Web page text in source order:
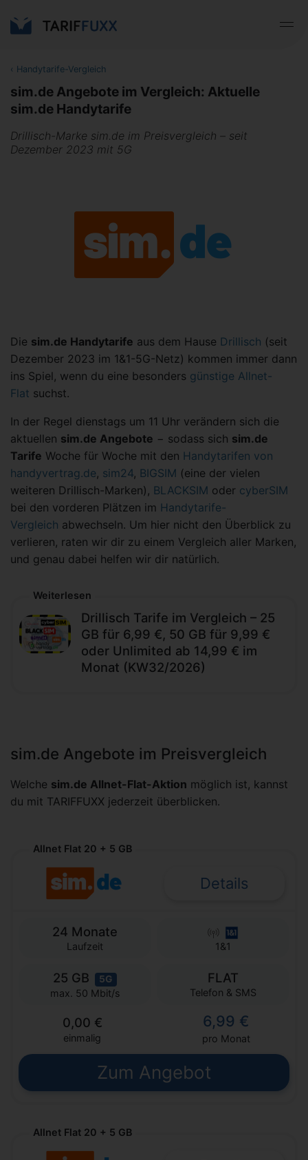
‹ Handytarife-Vergleich
sim.de Angebote im Vergleich: Aktuelle
sim.de Handytarife
Drillisch-Marke sim.de im Preisvergleich – seit
Dezember 2023 mit 5G
Die sim.de Handytarife aus dem Hause Drillisch (seit
Dezember 2023 im 1&1-5G-Netz) kommen immer dann
ins Spiel, wenn du eine besonders günstige Allnet-
Flat suchst.
In der Regel dienstags um 11 Uhr verändern sich die
aktuellen sim.de Angebote − sodass sich sim.de
Tarife Woche für Woche mit den Handytarifen von
handyvertrag.de, sim24, BIGSIM (eine der vielen
weiteren Drillisch-Marken), BLACKSIM oder cyberSIM
bei den vorderen Plätzen im Handytarife-
Vergleich abwechseln. Um hier nicht den Überblick zu
verlieren, raten wir dir zu einem Vergleich aller Marken,
und genau dabei helfen wir dir natürlich.
Weiterlesen
Drillisch Tarife im Vergleich – 25
GB für 6,99 €, 50 GB für 9,99 €
oder Unlimited ab 14,99 € im
Monat (KW32/2026)
sim.de Angebote im Preisvergleich
Welche sim.de Allnet-Flat-Aktion möglich ist, kannst
du mit TARIFFUXX jederzeit überblicken.
Allnet Flat 20 + 5 GB
Details
24 Monate
Laufzeit 1&1
25 GB 5G
max. 50 Mbit/s
FLAT
Telefon & SMS
0,00 €
einmalig
6,99 €
pro Monat
Zum Angebot
Allnet Flat 20 + 5 GB